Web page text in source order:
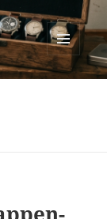
MENÜ
UND